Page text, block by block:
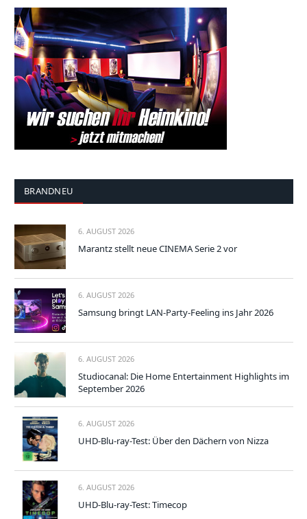
BRANDNEU
6. AUGUST 2026
Marantz stellt neue CINEMA Serie 2 vor
6. AUGUST 2026
Samsung bringt LAN-Party-Feeling ins Jahr 2026
6. AUGUST 2026
Studiocanal: Die Home Entertainment Highlights im
September 2026
6. AUGUST 2026
UHD-Blu-ray-Test: Über den Dächern von Nizza
6. AUGUST 2026
UHD-Blu-ray-Test: Timecop